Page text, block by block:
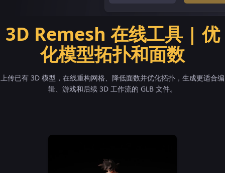
3D Remesh 在线工具 | 优
化模型拓扑和面数
上传已有 3D 模型，在线重构网格、降低面数并优化拓扑，生成更适合编
辑、游戏和后续 3D 工作流的 GLB 文件。